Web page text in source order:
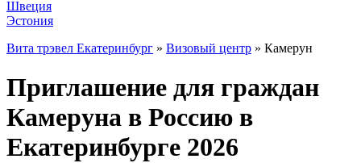
Швеция
Эстония
Вита трэвел Екатеринбург » Визовый центр » Камерун
Приглашение для граждан
Камеруна в Россию в
Екатеринбурге 2026